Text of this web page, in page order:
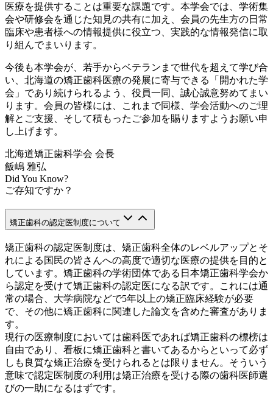
医療を提供することは重要な課題です。本学会では、学術集
会や研修会を通じた知見の共有に加え、会員の先生方の日常
臨床や患者様への情報提供に役立つ、実践的な情報発信に取
り組んでまいります。
今後も本学会が、若手からベテランまで世代を超えて学び合
い、北海道の矯正歯科医療の発展に寄与できる「開かれた学
会」であり続けられるよう、役員一同、誠心誠意努めてまい
ります。会員の皆様には、これまで同様、学会活動へのご理
解とご支援、そして積もったご参加を賜りますようお願い申
し上げます。
北海道矯正歯科学会 会長
飯嶋 雅弘
Did You Know?
ご存知ですか？
矯正歯科の認定医制度について
矯正歯科の認定医制度は、矯正歯科全体のレベルアップとそ
れによる国民の皆さんへの高度で適切な医療の提供を目的と
しています。矯正歯科の学術団体である日本矯正歯科学会か
ら認定を受けて矯正歯科の認定医になる訳です。これには通
常の場合、大学病院などで5年以上の矯正臨床経験が必要
で、その他に矯正歯科に関連した論文を含めた審査がありま
す。
現行の医療制度においては歯科医であれば矯正歯科の標榜は
自由であり、看板に矯正歯科と書いてあるからといって必ず
しも良質な矯正治療を受けられるとは限りません。そういう
意味で認定医制度の利用は矯正治療を受ける際の歯科医師選
びの一助になるはずです。